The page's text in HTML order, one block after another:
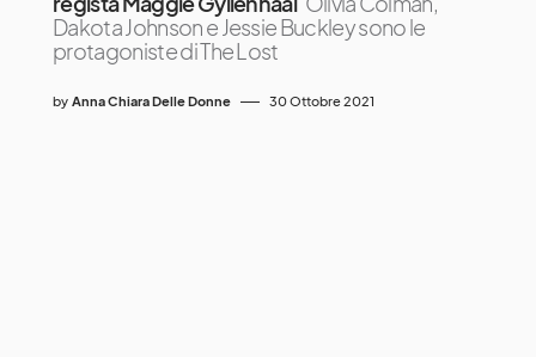
Dakota Johnson e Jessie Buckley sono le
protagoniste di The Lost
by Anna Chiara Delle Donne 30 Ottobre 2021